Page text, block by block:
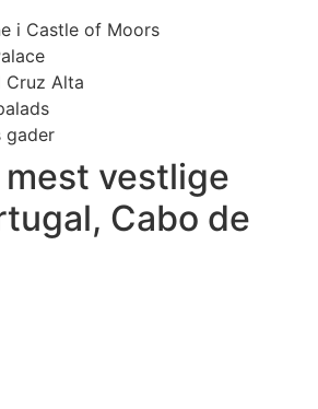
i Castle of Moors
Cruz Alta
gader
vestlige
Cabo de